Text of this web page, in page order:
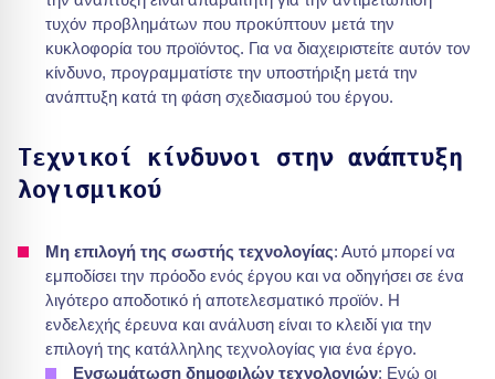
τυχόν προβλημάτων που προκύπτουν μετά την
κυκλοφορία του προϊόντος. Για να διαχειριστείτε αυτόν τον
κίνδυνο, προγραμματίστε την υποστήριξη μετά την
ανάπτυξη κατά τη φάση σχεδιασμού του έργου.
Τεχνικοί κίνδυνοι στην ανάπτυξη
λογισμικού
Μη επιλογή της σωστής τεχνολογίας: Αυτό μπορεί να
εμποδίσει την πρόοδο ενός έργου και να οδηγήσει σε ένα
λιγότερο αποδοτικό ή αποτελεσματικό προϊόν. Η
ενδελεχής έρευνα και ανάλυση είναι το κλειδί για την
επιλογή της κατάλληλης τεχνολογίας για ένα έργο.
Ενσωμάτωση δημοφιλών τεχνολογιών: Ενώ οι